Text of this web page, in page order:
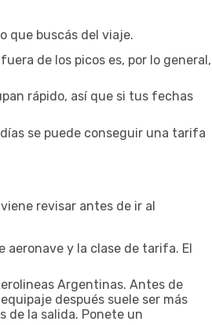
que buscás del viaje.
de los picos es, por lo general,
rápido, así que si tus fechas
se puede conseguir una tarifa
revisar antes de ir al
y la clase de tarifa. El
Argentinas. Antes de
después suele ser más
de la salida. Ponete un